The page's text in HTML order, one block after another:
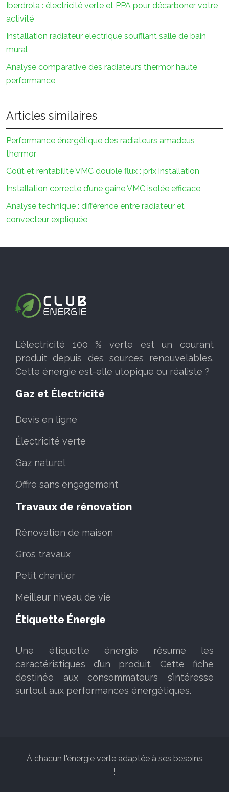
Iberdrola : électricité verte et PPA pour décarboner votre
activité
Installation radiateur electrique soufflant salle de bain
mural
Analyse comparative des radiateurs thermor haute
performance
Articles similaires
Performance énergétique des radiateurs amadeus
thermor
Coût et rentabilité VMC double flux : prix installation
Installation correcte d’une gaine VMC isolée efficace
Analyse technique : différence entre radiateur et
convecteur expliquée
L’électricité 100 % verte est un courant
produit depuis des sources renouvelables.
Cette énergie est-elle utopique ou réaliste ?
Gaz et Électricité
Devis en ligne
Électricité verte
Gaz naturel
Offre sans engagement
Travaux de rénovation
Rénovation de maison
Gros travaux
Petit chantier
Meilleur niveau de vie
Étiquette Énergie
Une étiquette énergie résume les
caractéristiques d’un produit. Cette fiche
destinée aux consommateurs s’intéresse
surtout aux performances énergétiques.
À chacun l'énergie verte adaptée à ses besoins
!